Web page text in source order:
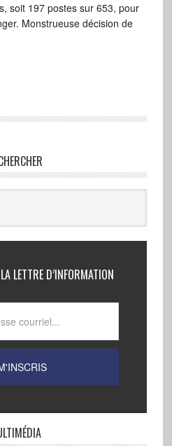
soit 197 postes sur 653, pour
Monstrueuse décision de
LETTRE D’INFORMATION